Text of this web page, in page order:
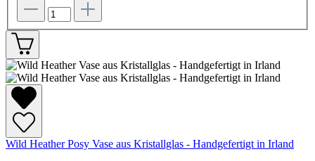
Wild Heather Posy Vase aus Kristallglas - Handgefertigt in Irland